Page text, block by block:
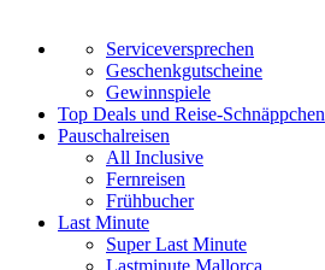
Serviceversprechen
Geschenkgutscheine
Gewinnspiele
Top Deals und Reise-Schnäppchen
Pauschalreisen
All Inclusive
Fernreisen
Frühbucher
Last Minute
Super Last Minute
Lastminute Mallorca